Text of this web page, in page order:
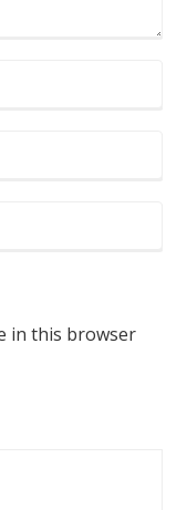
in this browser